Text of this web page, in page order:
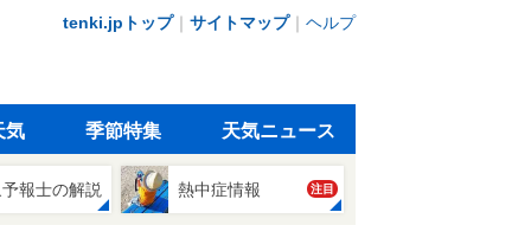
tenki.jpトップ｜ サイトマップ｜ ヘルプ
気 季節特集 天気ニュース
報士の解説 熱中症情報 注目